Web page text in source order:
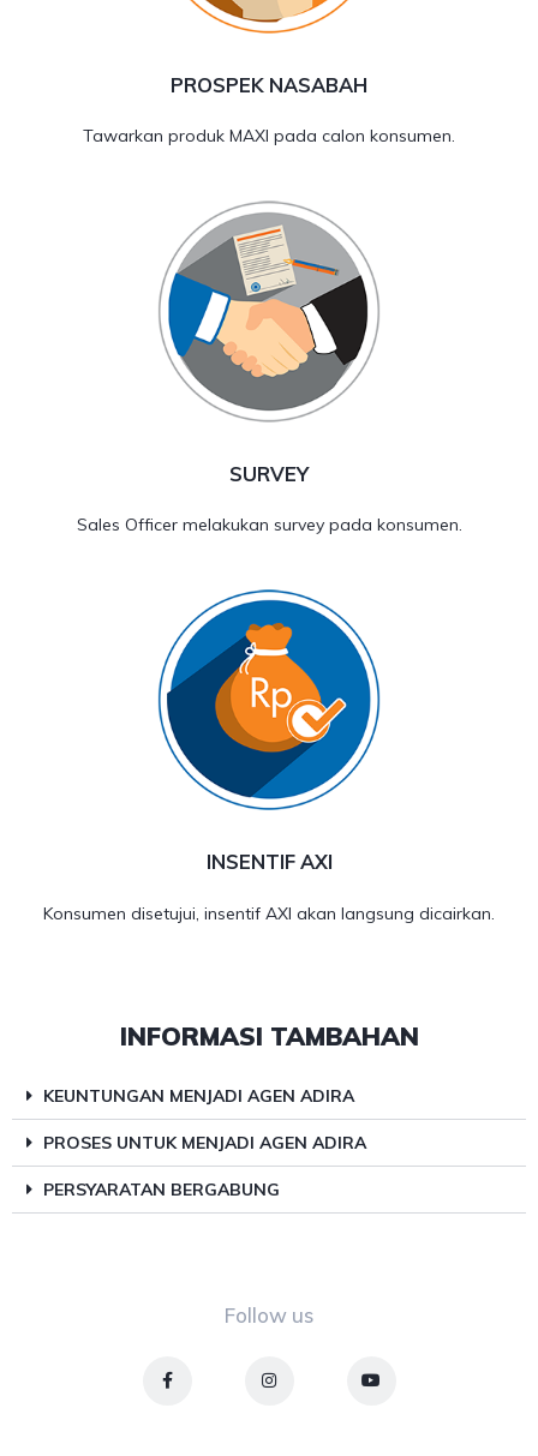
PROSPEK NASABAH
Tawarkan produk MAXI pada calon konsumen.
SURVEY
Sales Officer melakukan survey pada konsumen.
INSENTIF AXI
Konsumen disetujui, insentif AXI akan langsung dicairkan.
INFORMASI TAMBAHAN
KEUNTUNGAN MENJADI AGEN ADIRA
PROSES UNTUK MENJADI AGEN ADIRA
PERSYARATAN BERGABUNG
Follow us